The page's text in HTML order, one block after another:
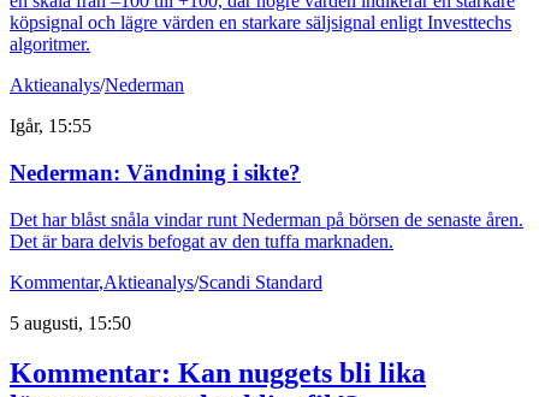
köpsignal och lägre värden en starkare säljsignal enligt Investtechs
algoritmer.
Aktieanalys/Nederman
Igår, 15:55
Nederman: Vändning i sikte?
Det har blåst snåla vindar runt Nederman på börsen de senaste åren.
Det är bara delvis befogat av den tuffa marknaden.
Kommentar,Aktieanalys/Scandi Standard
5 augusti, 15:50
Kommentar: Kan nuggets bli lika